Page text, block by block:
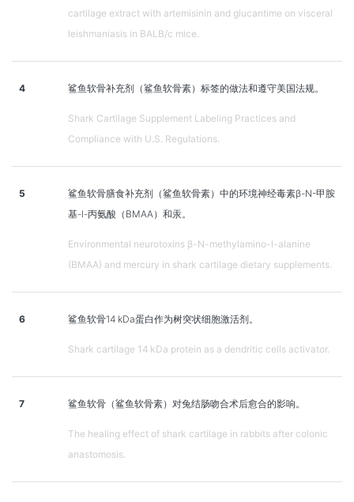
cartilage extract with artemisinin and glucantime on visceral
leishmaniasis in BALB/c mice.
4 鲨鱼软骨补充剂（鲨鱼软骨素）标签的做法和遵守美国法规。
Shark Cartilage Supplement Labeling Practices and
Compliance with U.S. Regulations.
5
鲨鱼软骨膳食补充剂（鲨鱼软骨素）中的环境神经毒素β-N-甲胺
基-l-丙氨酸（BMAA）和汞。
Environmental neurotoxins β-N-methylamino-l-alanine
(BMAA) and mercury in shark cartilage dietary supplements.
6 鲨鱼软骨14 kDa蛋白作为树突状细胞激活剂。
Shark cartilage 14 kDa protein as a dendritic cells activator.
7 鲨鱼软骨（鲨鱼软骨素）对兔结肠吻合术后愈合的影响。
The healing effect of shark cartilage in rabbits after colonic
anastomosis.